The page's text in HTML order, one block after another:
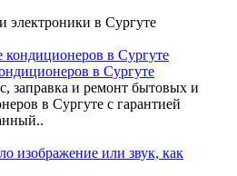
электроники в Сургуте
в Сургуте
заправка и ремонт бытовых и
в Сургуте с гарантией